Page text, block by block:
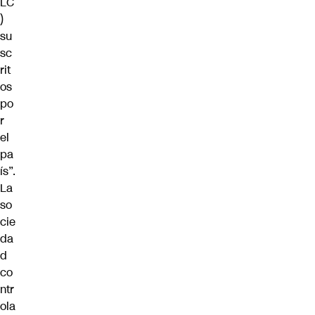
)
su
sc
rit
os
po
r
el
pa
ís”.
La
so
cie
da
d
co
ntr
ola